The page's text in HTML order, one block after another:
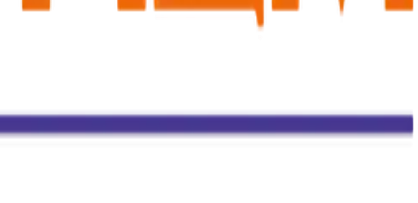
orgogliosi di essere parte di questo processo. Assicurarsi che produttori e